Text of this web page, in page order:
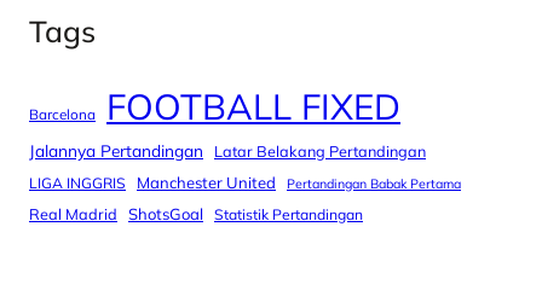
Tags
Barcelona FOOTBALL FIXED
Jalannya Pertandingan Latar Belakang Pertandingan
LIGA INGGRIS Manchester United Pertandingan Babak Pertama
Real Madrid ShotsGoal Statistik Pertandingan